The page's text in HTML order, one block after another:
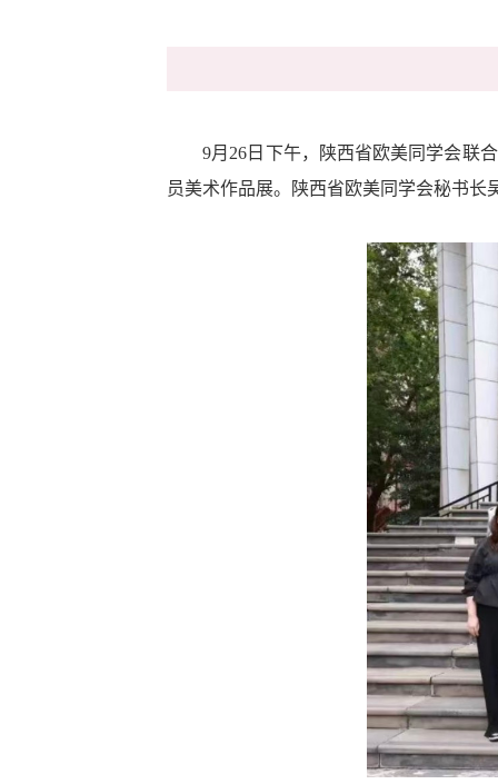
9月26日下午，陕西省欧美同学会联合
员美术作品展。陕西省欧美同学会秘书